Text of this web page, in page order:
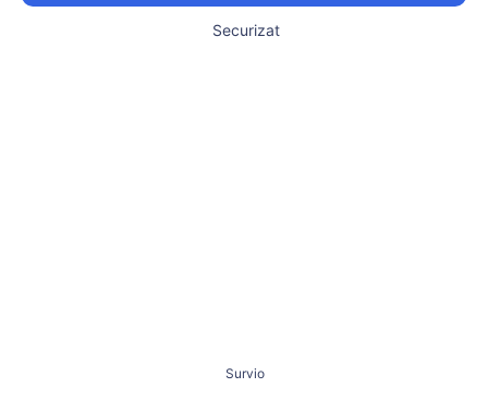
Securizat
Survio